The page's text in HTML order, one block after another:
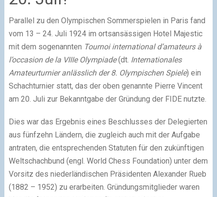
Parallel zu den Olympischen Sommerspielen in Paris fand
vom 13 – 24. Juli 1924 im ortsansässigen Hotel Majestic
mit dem sogenannten Tournoi international d’amateurs à
l’occasion de la VIIIe Olympiade(dt. Internationales
Amateurturnier anlässlich der 8. Olympischen Spiele) ein
Schachturnier statt, das der oben genannte Pierre Vincent
am 20. Juli zur Bekanntgabe der Gründung der FIDE nutzte.
Dies war das Ergebnis eines Beschlusses der Delegierten
aus fünfzehn Ländern, die zugleich auch mit der Aufgabe
antraten, die entsprechenden Statuten für den zukünftigen
Weltschachbund (engl. World Chess Foundation) unter dem
Vorsitz des niederländischen Präsidenten Alexander Rueb
(1882 – 1952) zu erarbeiten. Gründungsmitglieder waren